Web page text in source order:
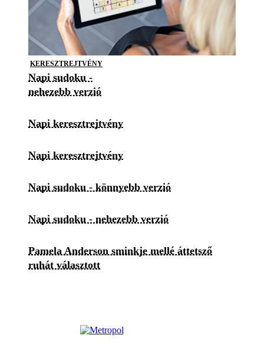
KERESZTREJTVÉNY
Napi sudoku -
nehezebb verzió
Napi keresztrejtvény
Napi keresztrejtvény
Napi sudoku - könnyebb verzió
Napi sudoku - nehezebb verzió
Pamela Anderson sminkje mellé áttetsző
ruhát választott